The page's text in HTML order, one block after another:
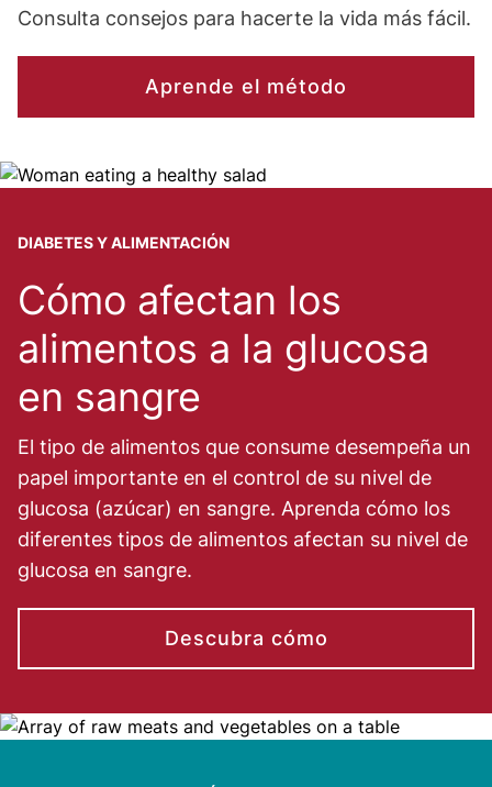
Consulta consejos para hacerte la vida más fácil.
Aprende el método
DIABETES Y ALIMENTACIÓN
Cómo afectan los
alimentos a la glucosa
en sangre
El tipo de alimentos que consume desempeña un
papel importante en el control de su nivel de
glucosa (azúcar) en sangre. Aprenda cómo los
diferentes tipos de alimentos afectan su nivel de
glucosa en sangre.
Descubra cómo
Image
Image